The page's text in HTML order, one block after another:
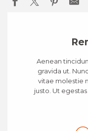
Aenean
gravida ut.
vitae molestie
justo. Ut